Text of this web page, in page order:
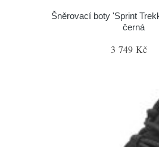
Šněrovací boty 'Sprint
černá
3 749 Kč